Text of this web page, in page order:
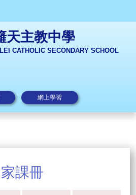
天主教中學
CATHOLIC SECONDARY SCHOOL
網上學習
家課冊